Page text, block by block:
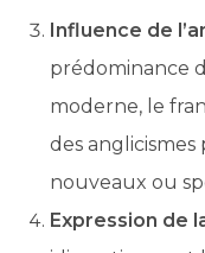
Influence de
prédominance
moderne, le
des
nouveaux ou
Expression de